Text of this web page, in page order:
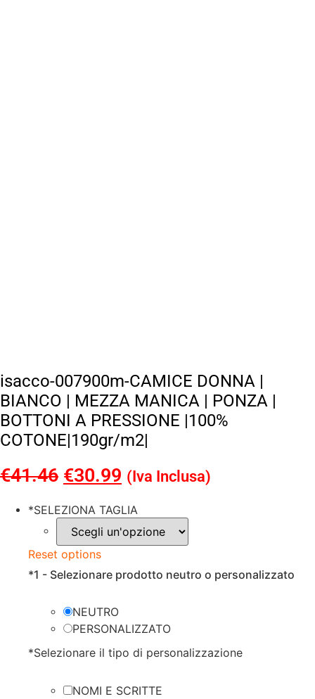
isacco-007900m-CAMICE DONNA |
BIANCO | MEZZA MANICA | PONZA |
BOTTONI A PRESSIONE |100%
COTONE|190gr/m2|
€41.46 Il
originale
era:
€41.46.
€30.99 Il
attuale
è:
€30.99.
(Iva Inclusa)
*SELEZIONA TAGLIA
Reset options
*1 - Selezionare prodotto neutro o personalizzato
NEUTRO
PERSONALIZZATO
*Selezionare il tipo di personalizzazione
NOMI E SCRITTE